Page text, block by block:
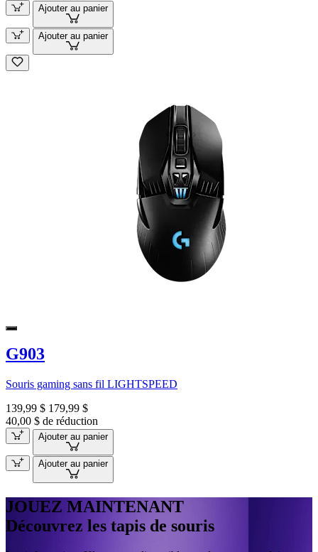
Ajouter au panier
Ajouter au panier
G903
Souris gaming sans fil LIGHTSPEED
139,99 $ 179,99 $
40,00 $ de réduction
Ajouter au panier
Ajouter au panier
JOUEZ MAINTENANT
Découvrez les tapis de souris